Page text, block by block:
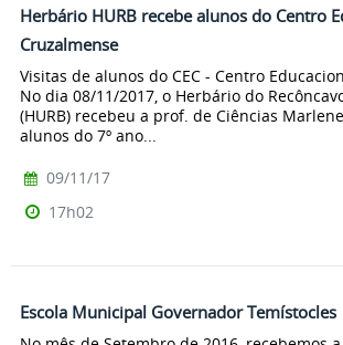
Herbário HURB recebe alunos do Centro
Cruzalmense
Visitas de alunos do CEC - Centro
No dia 08/11/2017, o Herbário do
(HURB) recebeu a prof. de Ciências
alunos do 7º ano...
09/11/17
17h02
Escola Municipal Governador Temístocles